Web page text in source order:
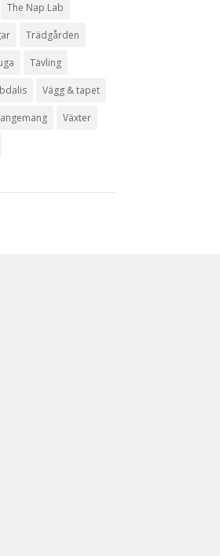
The Nap Lab
Trädgården
Tävling
Vägg & tapet
Växter